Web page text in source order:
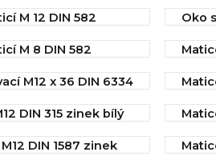
Koupit
M 12 DIN 582
Koupit
Oko
M 8 DIN 582
Koupit
M12 x 36 DIN 6334
DIN 315 zinek bílý
DIN 1587 zinek